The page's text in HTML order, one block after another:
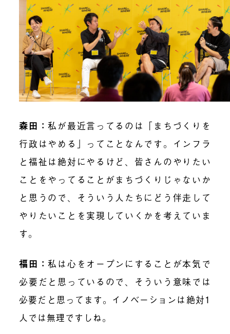
森田 ：私が最近言ってるのは「まちづくりを
行政はやめる」ってことなんです。インフラ
と福祉は絶対にやるけど、 皆さんのやりたい
ことをやってることがまちづくり じゃないか
と思うので、そういう人たちにどう伴走して
やりたいことを実現していくかを考えていま
す。
福田 ：私は心をオープンにすることが本気で
必要だと思っているので、そういう意味では
必要だと思ってます。イノベーションは絶対1
人では無理ですしね。